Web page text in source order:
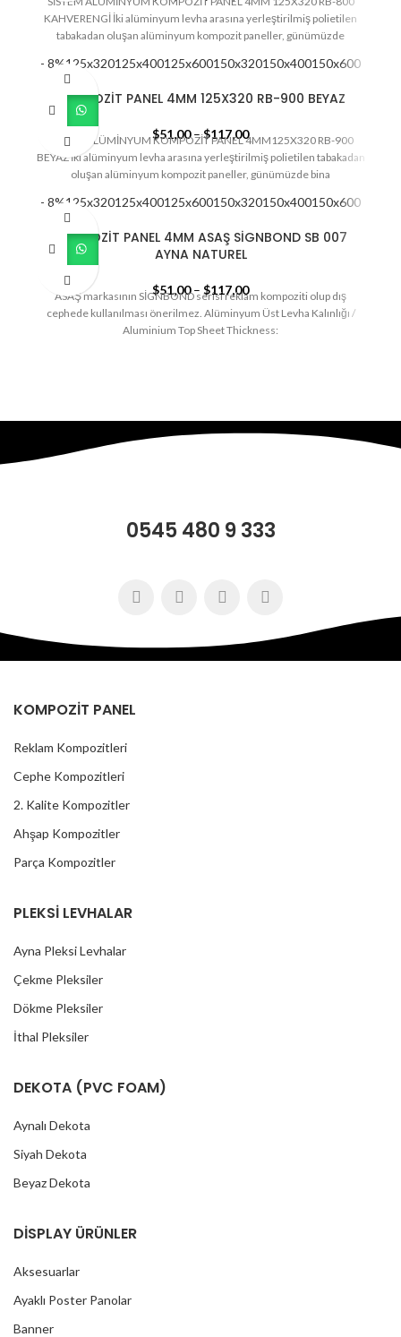
KAHVERENGİ İki alüminyum levha arasına yerleştirilmiş polietilen
tabakadan oluşan alüminyum kompozit paneller, günümüzde
- 8%125x320125x400125x600150x320150x400150x600
KOMPOZİT PANEL 4MM 125X320 RB-900 BEYAZ
$51,00 –$117,00
SİSTEM ALÜMİNYUM KOMPOZİT PANEL 4MM125X320 RB-900
BEYAZ İki alüminyum levha arasına yerleştirilmiş polietilen tabakadan
oluşan alüminyum kompozit paneller, günümüzde bina
- 8%125x320125x400125x600150x320150x400150x600
KOMPOZİT PANEL 4MM ASAŞ SİGNBOND SB 007
AYNA NATUREL
$51,00 – $117,00
ASAŞ markasının SİGNBOND serisi reklam kompoziti olup dış
cephede kullanılması önerilmez. Alüminyum Üst Levha Kalınlığı /
Aluminium Top Sheet Thickness:
0545 480 9 333
KOMPOZİT PANEL
Reklam Kompozitleri
Cephe Kompozitleri
2. Kalite Kompozitler
Ahşap Kompozitler
Parça Kompozitler
PLEKSİ LEVHALAR
Ayna Pleksi Levhalar
Çekme Pleksiler
Dökme Pleksiler
İthal Pleksiler
DEKOTA (PVC FOAM)
Aynalı Dekota
Siyah Dekota
Beyaz Dekota
DİSPLAY ÜRÜNLER
Aksesuarlar
Ayaklı Poster Panolar
Banner